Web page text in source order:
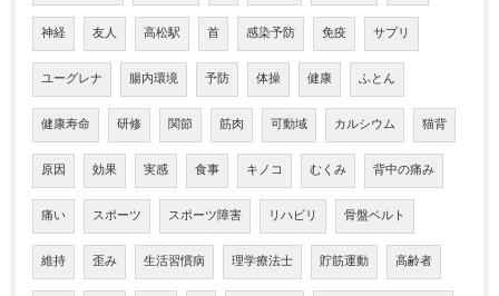
神経 友人 高松駅 首 感染予防 免疫 サプリ
ユーグレナ 腸内環境 予防 体操 健康 ふとん
健康寿命 研修 関節 筋肉 可動域 カルシウム 猫背
原因 効果 実感 食事 キノコ むくみ 背中の痛み
痛い スポーツ スポーツ障害 リハビリ 骨盤ベルト
維持 歪み 生活習慣病 理学療法士 貯筋運動 高齢者